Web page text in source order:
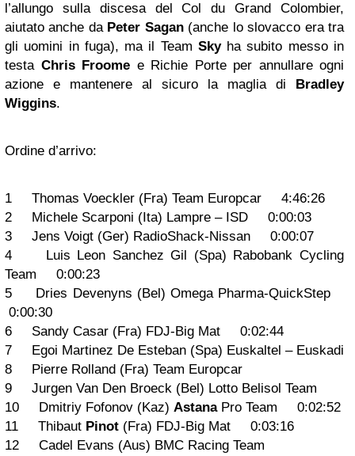
l’allungo sulla discesa del Col du Grand Colombier,
aiutato anche da Peter Sagan(anche lo slovacco era tra
gli uomini in fuga), ma il Team Skyha subito messo in
testa Chris Froome e Richie Porte per annullare ogni
azione e mantenere al sicuro la maglia di Bradley
Wiggins.
Ordine d’arrivo:
1 Thomas Voeckler (Fra) Team Europcar 4:46:26
2 Michele Scarponi (Ita) Lampre – ISD 0:00:03
3 Jens Voigt (Ger) RadioShack-Nissan 0:00:07
4 Luis Leon Sanchez Gil (Spa) Rabobank Cycling
Team 0:00:23
5 Dries Devenyns (Bel) Omega Pharma-QuickStep
0:00:30
6 Sandy Casar (Fra) FDJ-Big Mat 0:02:44
7 Egoi Martinez De Esteban (Spa) Euskaltel – Euskadi
8 Pierre Rolland (Fra) Team Europcar
9 Jurgen Van Den Broeck (Bel) Lotto Belisol Team
10 Dmitriy Fofonov (Kaz) AstanaPro Team 0:02:52
11 Thibaut Pinot (Fra) FDJ-Big Mat 0:03:16
12 Cadel Evans (Aus) BMC Racing Team